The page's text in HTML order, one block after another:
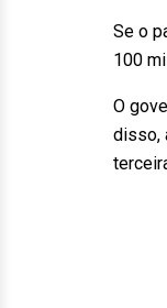
Se o
100
O
disso,